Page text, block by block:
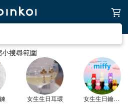
小搜尋範圍
女生生日耳環 女生生日鑰匙圈